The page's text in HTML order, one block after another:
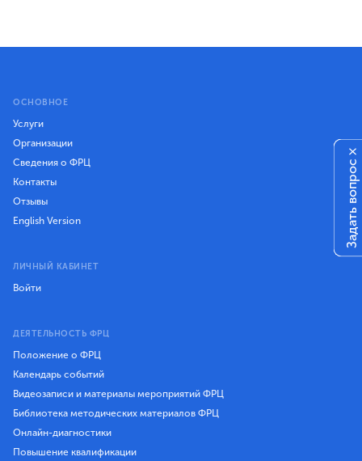
ОСНОВНОЕ
Услуги
Организации
Сведения о ФРЦ
Контакты
Отзывы
English Version
ЛИЧНЫЙ КАБИНЕТ
Войти
ДЕЯТЕЛЬНОСТЬ ФРЦ
Положение о ФРЦ
Календарь событий
Видеозаписи и материалы мероприятий ФРЦ
Библиотека методических материалов ФРЦ
Онлайн-диагностики
Повышение квалификации
Задать вопрос
×